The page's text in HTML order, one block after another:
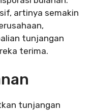
artinya semakin
tunjangan
terima.
tunjangan